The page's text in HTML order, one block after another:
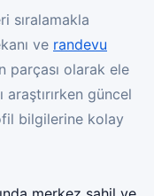
sıralamakla
ve randevu
parçası olarak ele
araştırırken güncel
bilgilerine kolay